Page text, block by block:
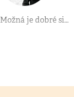
Možná je dobré si…